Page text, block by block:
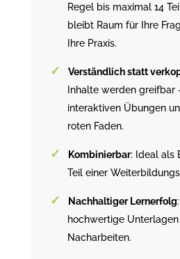
Regel bis maximal 14
bleibt Raum für Ihre
Ihre Praxis.
Verständlich statt
Inhalte werden greifbar
interaktiven Übungen
roten Faden.
Kombinierbar: Ideal als
Teil einer
Nachhaltiger Lernerfolg
hochwertige Unterlagen
Nacharbeiten.